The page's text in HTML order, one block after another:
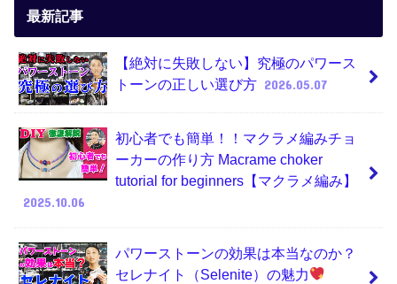
最新記事
【絶対に失敗しない】究極のパワース
トーンの正しい選び方 2026.05.07
初心者でも簡単！！マクラメ編みチョ
ーカーの作り方 Macrame choker
tutorial for beginners【マクラメ編み】
2025.10.06
パワーストーンの効果は本当なのか？
セレナイト（Selenite）の魅力